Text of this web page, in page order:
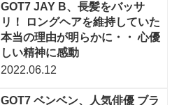
GOT7 JAY B、長髪をバッサ
リ！ ロングヘアを維持していた
本当の理由が明らかに・・ 心優
しい精神に感動
2022.06.12
GOT7 ベンベン、人気俳優 ブラ